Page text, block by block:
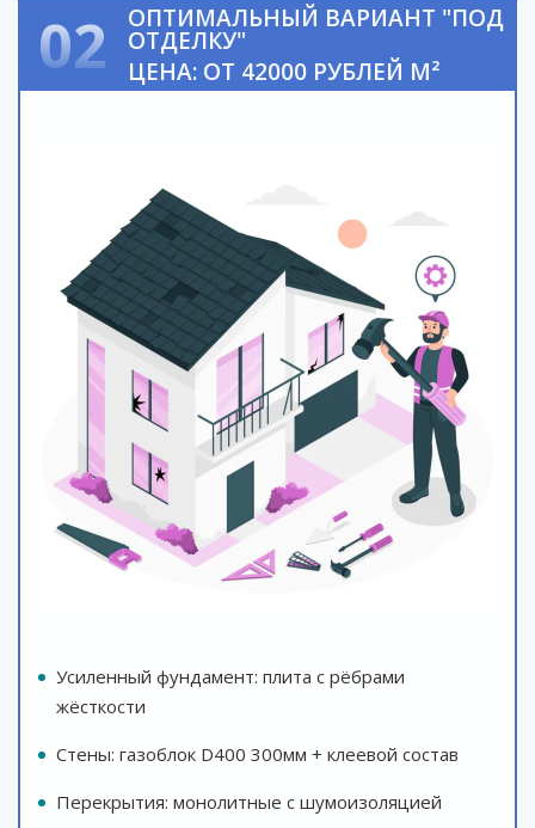
02 ОПТИМАЛЬНЫЙ ВАРИАНТ "ПОД
ОТДЕЛКУ"
ЦЕНА: ОТ 42000 РУБЛЕЙ М²
Усиленный фундамент: плита с рёбрами
жёсткости
Стены: газоблок D400 300мм + клеевой состав
Перекрытия: монолитные с шумоизоляцией